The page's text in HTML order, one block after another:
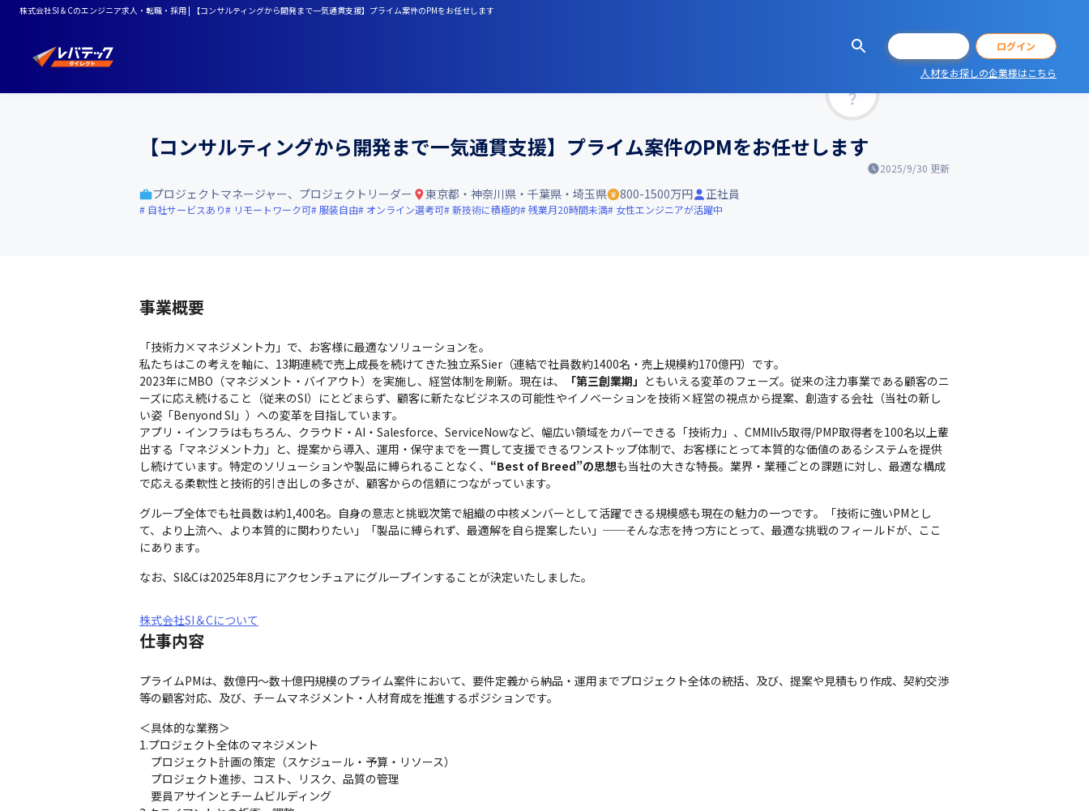
株式会社SI＆Cのエンジニア求人・転職・採用 | 【コンサルティングから開発まで一気通貫支援】プライム案件のPMをお任せします
ログイン
人材をお探しの企業様はこちら
【コンサルティングから開発まで一気通貫支援】プライム案件のPMをお任せします
2025/9/30 更新
プロジェクトマネージャー、プロジェクトリーダー 東京都・神奈川県・千葉県・埼玉県 800-1500万円 正社員
自社サービスあり リモートワーク可 服装自由 オンライン選考可 新技術に積極的 残業月20時間未満 女性エンジニアが活躍中
事業概要
「技術力×マネジメント力」で、お客様に最適なソリューションを。
私たちはこの考えを軸に、13期連続で売上成長を続けてきた独立系Sier（連結で社員数約1400名・売上規模約170億円）です。
2023年にMBO（マネジメント・バイアウト）を実施し、経営体制を刷新。現在は、
「第三創業期」 ともいえる変革のフェーズ。従来の注力事業である顧客のニ
ーズに応え続けること（従来のSI）にとどまらず、顧客に新たなビジネスの可能性やイノベーションを技術×経営の視点から提案、創造する会社（当社の新し
い姿「Benyond SI」）への変革を目指しています。
アプリ・インフラはもちろん、クラウド・AI・Salesforce、ServiceNowなど、幅広い領域をカバーできる「技術力」、CMMIlv5取得/PMP取得者を100名以上輩
出する「マネジメント力」と、提案から導入、運用・保守までを一貫して支援できるワンストップ体制で、お客様にとって本質的な価値のあるシステムを提供
し続けています。特定のソリューションや製品に縛られることなく、 “Best of Breed”の思想も当社の大きな特長。業界・業種ごとの課題に対し、最適な構成
で応える柔軟性と技術的引き出しの多さが、顧客からの信頼につながっています。
グループ全体でも社員数は約1,400名。自身の意志と挑戦次第で組織の中核メンバーとして活躍できる規模感も現在の魅力の一つです。「技術に強いPMとし
て、より上流へ、より本質的に関わりたい」「製品に縛られず、最適解を自ら提案したい」──そんな志を持つ方にとって、最適な挑戦のフィールドが、ここ
にあります。
なお、SI&Cは2025年8月にアクセンチュアにグループインすることが決定いたしました。
株式会社SI＆Cについて
仕事内容
プライムPMは、数億円～数十億円規模のプライム案件において、要件定義から納品・運用までプロジェクト全体の統括、及び、提案や見積もり作成、契約交渉
等の顧客対応、及び、チームマネジメント・人材育成を推進するポジションです。
＜具体的な業務＞
1.プロジェクト全体のマネジメント
プロジェクト計画の策定（スケジュール・予算・リソース）
プロジェクト進捗、コスト、リスク、品質の管理
要員アサインとチームビルディング